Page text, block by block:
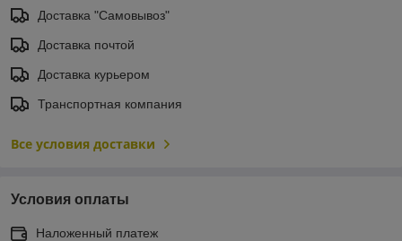
Доставка "Самовывоз"
Доставка почтой
Доставка курьером
Транспортная компания
Все условия доставки
Условия оплаты
Наложенный платеж